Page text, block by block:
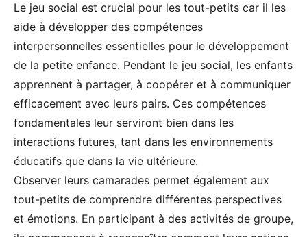
Le jeu social est crucial pour les tout-petits car il les
aide à développer des compétences
interpersonnelles essentielles pour le développement
de la petite enfance. Pendant le jeu social, les enfants
apprennent à partager, à coopérer et à communiquer
efficacement avec leurs pairs. Ces compétences
fondamentales leur serviront bien dans les
interactions futures, tant dans les environnements
éducatifs que dans la vie ultérieure.
Observer leurs camarades permet également aux
tout-petits de comprendre différentes perspectives
et émotions. En participant à des activités de groupe,